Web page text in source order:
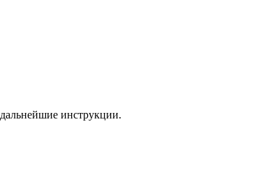
инструкции.